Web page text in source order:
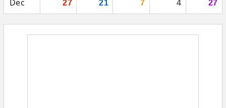
Dec 27 21 7 4 27